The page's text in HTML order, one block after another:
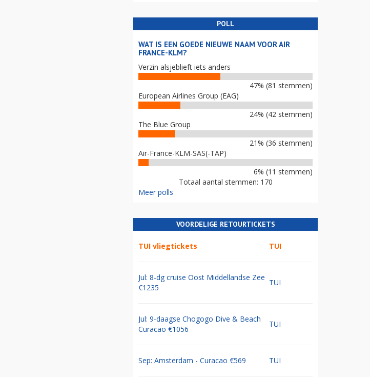
POLL
WAT IS EEN GOEDE NIEUWE NAAM VOOR AIR
FRANCE-KLM?
Verzin alsjeblieft iets anders
47% (81 stemmen)
European Airlines Group (EAG)
24% (42 stemmen)
The Blue Group
21% (36 stemmen)
Air-France-KLM-SAS(-TAP)
6% (11 stemmen)
Totaal aantal stemmen: 170
Meer polls
VOORDELIGE RETOURTICKETS
TUI vliegtickets TUI
Jul: 8-dg cruise Oost Middellandse Zee
€1235
TUI
Jul: 9-daagse Chogogo Dive & Beach
Curacao €1056
TUI
Sep: Amsterdam - Curacao €569 TUI